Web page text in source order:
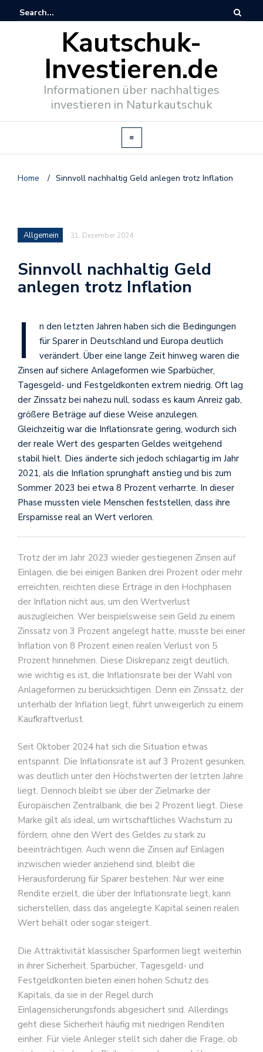
Kautschuk-
Investieren.de
Informationen über nachhaltiges
investieren in Naturkautschuk
Home / Sinnvoll nachhaltig Geld anlegen trotz Inflation
Allgemein 31. Dezember 2024
Sinnvoll nachhaltig Geld
anlegen trotz Inflation
I
n den letzten Jahren haben sich die Bedingungen
für Sparer in Deutschland und Europa deutlich
verändert. Über eine lange Zeit hinweg waren die
Zinsen auf sichere Anlageformen wie Sparbücher,
Tagesgeld- und Festgeldkonten extrem niedrig. Oft lag
der Zinssatz bei nahezu null, sodass es kaum Anreiz gab,
größere Beträge auf diese Weise anzulegen.
Gleichzeitig war die Inflationsrate gering, wodurch sich
der reale Wert des gesparten Geldes weitgehend
stabil hielt. Dies änderte sich jedoch schlagartig im Jahr
2021, als die Inflation sprunghaft anstieg und bis zum
Sommer 2023 bei etwa 8 Prozent verharrte. In dieser
Phase mussten viele Menschen feststellen, dass ihre
Ersparnisse real an Wert verloren.
Trotz der im Jahr 2023 wieder gestiegenen Zinsen auf
Einlagen, die bei einigen Banken drei Prozent oder mehr
erreichten, reichten diese Erträge in den Hochphasen
der Inflation nicht aus, um den Wertverlust
auszugleichen. Wer beispielsweise sein Geld zu einem
Zinssatz von 3 Prozent angelegt hatte, musste bei einer
Inflation von 8 Prozent einen realen Verlust von 5
Prozent hinnehmen. Diese Diskrepanz zeigt deutlich,
wie wichtig es ist, die Inflationsrate bei der Wahl von
Anlageformen zu berücksichtigen. Denn ein Zinssatz, der
unterhalb der Inflation liegt, führt unweigerlich zu einem
Kaufkraftverlust.
Seit Oktober 2024 hat sich die Situation etwas
entspannt. Die Inflationsrate ist auf 3 Prozent gesunken,
was deutlich unter den Höchstwerten der letzten Jahre
liegt. Dennoch bleibt sie über der Zielmarke der
Europäischen Zentralbank, die bei 2 Prozent liegt. Diese
Marke gilt als ideal, um wirtschaftliches Wachstum zu
fördern, ohne den Wert des Geldes zu stark zu
beeinträchtigen. Auch wenn die Zinsen auf Einlagen
inzwischen wieder anziehend sind, bleibt die
Herausforderung für Sparer bestehen: Nur wer eine
Rendite erzielt, die über der Inflationsrate liegt, kann
sicherstellen, dass das angelegte Kapital seinen realen
Wert behält oder sogar steigert.
Die Attraktivität klassischer Sparformen liegt weiterhin
in ihrer Sicherheit. Sparbücher, Tagesgeld- und
Festgeldkonten bieten einen hohen Schutz des
Kapitals, da sie in der Regel durch
Einlagensicherungsfonds abgesichert sind. Allerdings
geht diese Sicherheit häufig mit niedrigen Renditen
einher. Für viele Anleger stellt sich daher die Frage, ob